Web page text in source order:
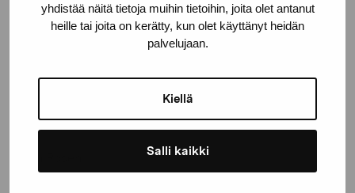
yhdistää näitä tietoja muihin tietoihin, joita olet antanut
heille tai joita on kerätty, kun olet käyttänyt heidän
palvelujaan.
Kiellä
Salli kaikki
Emma LaMorte & Benjamin Marvin​
Anna Rokka​